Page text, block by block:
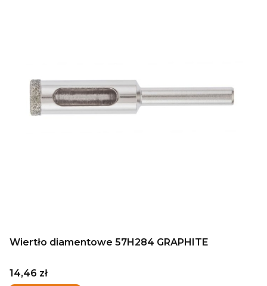
Wiertło diamentowe 57H284 GRAPHITE
Cena
14,46 zł